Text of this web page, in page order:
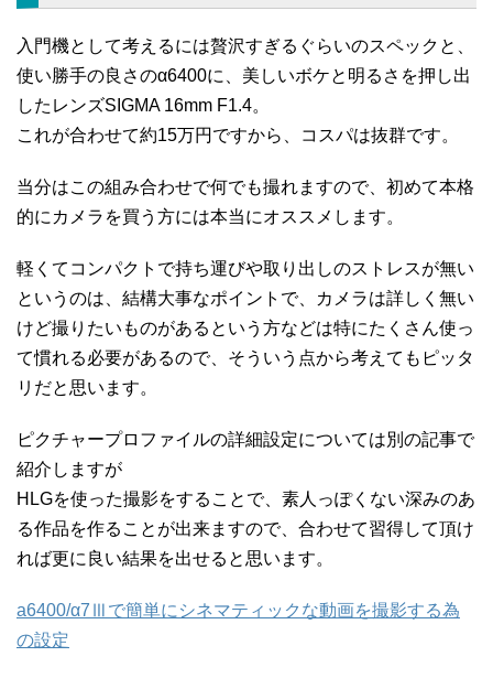
入門機として考えるには贅沢すぎるぐらいのスペックと、
使い勝手の良さのα6400に、美しいボケと明るさを押し出
したレンズSIGMA 16mm F1.4。
これが合わせて約15万円ですから、コスパは抜群です。
当分はこの組み合わせで何でも撮れますので、初めて本格
的にカメラを買う方には本当にオススメします。
軽くてコンパクトで持ち運びや取り出しのストレスが無い
というのは、結構大事なポイントで、カメラは詳しく無い
けど撮りたいものがあるという方などは特にたくさん使っ
て慣れる必要があるので、そういう点から考えてもピッタ
リだと思います。
ピクチャープロファイルの詳細設定については別の記事で
紹介しますが
HLGを使った撮影をすることで、素人っぽくない深みのあ
る作品を作ることが出来ますので、合わせて習得して頂け
れば更に良い結果を出せると思います。
a6400/α7Ⅲで簡単にシネマティックな動画を撮影する為
の設定